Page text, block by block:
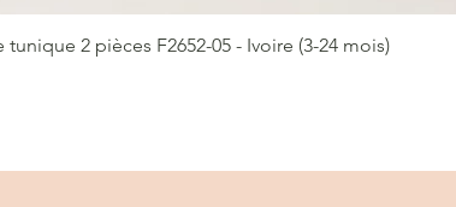
Aperçu rapide
2 pièces F2652-05 - Ivoire (3-24 mois)